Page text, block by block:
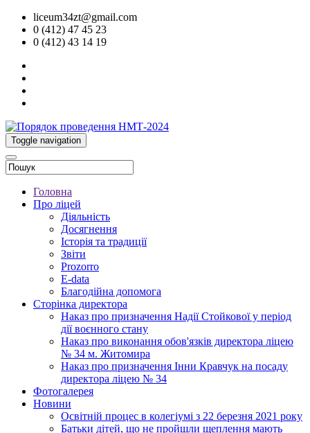
liceum34zt@gmail.com
0 (412) 47 45 23
0 (412) 43 14 19
Toggle navigation
Головна
Про ліцей
Діяльність
Досягнення
Історія та традиції
Звіти
Prozorro
E-data
Благодійна допомога
Сторінка директора
Наказ про призначення Надії Стойкової у період
дії воєнного стану
Наказ про виконання обов'язків директора ліцею
№ 34 м. Житомира
Наказ про призначення Інни Кравчук на посаду
директора ліцею № 34
Фотогалерея
Новини
Освітній процес в колегіумі з 22 березня 2021 року
Батьки дітей, що не пройшли щеплення мають